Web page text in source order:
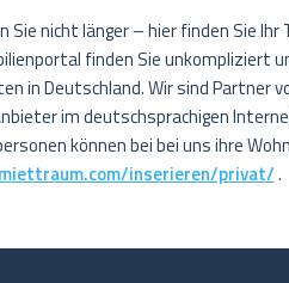
Sie nicht länger – hier finden Sie
finden Sie unkompliziert
in Deutschland. Wir sind Partner
im deutschsprachigen
können bei bei uns ihre
inserieren/privat/.